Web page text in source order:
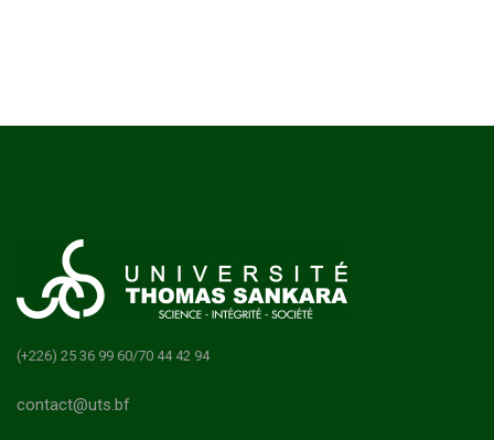
(+226) 25 36 99 60/70 44 42 94
contact@uts.bf